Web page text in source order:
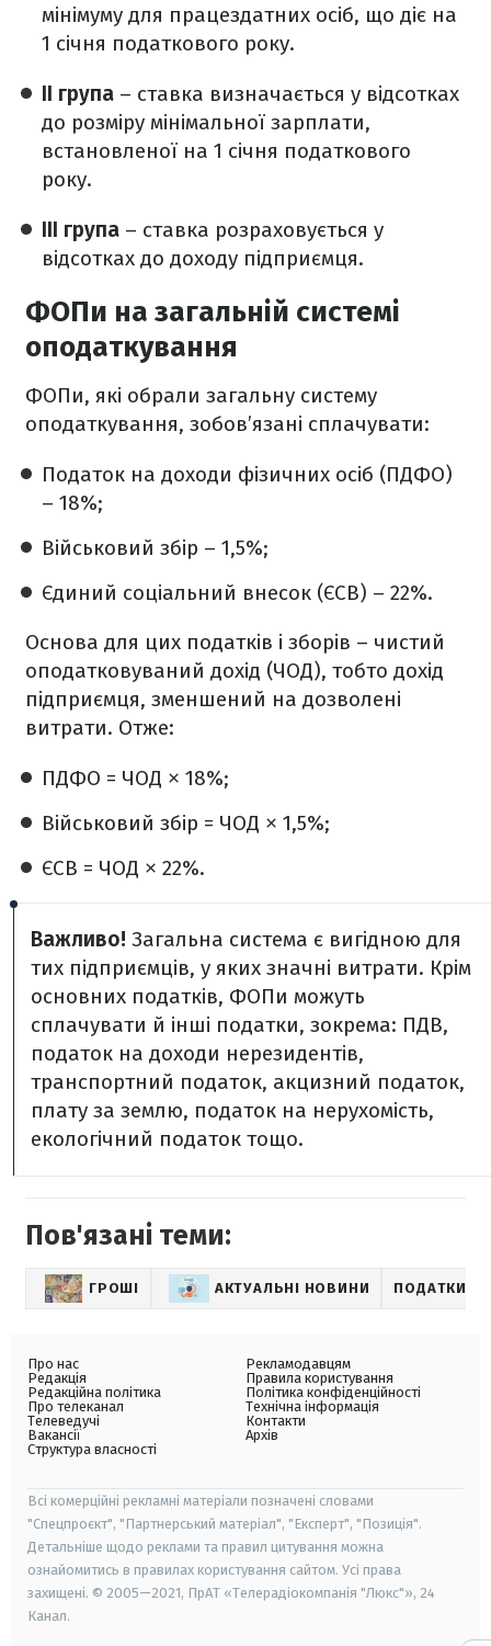
мінімуму для працездатних осіб, що діє на
1 січня податкового року.
ІІ група – ставка визначається у відсотках
до розміру мінімальної зарплати,
встановленої на 1 січня податкового
року.
ІІІ група – ставка розраховується у
відсотках до доходу підприємця.
ФОПи на загальній системі
оподаткування
ФОПи, які обрали загальну систему
оподаткування, зобов’язані сплачувати:
Податок на доходи фізичних осіб (ПДФО)
– 18%;
Військовий збір – 1,5%;
Єдиний соціальний внесок (ЄСВ) – 22%.
Основа для цих податків і зборів – чистий
оподатковуваний дохід (ЧОД), тобто дохід
підприємця, зменшений на дозволені
витрати. Отже:
ПДФО = ЧОД × 18%;
Військовий збір = ЧОД × 1,5%;
ЄСВ = ЧОД × 22%.
Важливо! Загальна система є вигідною для
тих підприємців, у яких значні витрати. Крім
основних податків, ФОПи можуть
сплачувати й інші податки, зокрема: ПДВ,
податок на доходи нерезидентів,
транспортний податок, акцизний податок,
плату за землю, податок на нерухомість,
екологічний податок тощо.
Пов'язані теми:
ГРОШІ АКТУАЛЬНІ НОВИНИ ПОДАТКИ
Про нас
Редакція
Редакційна політика
Про телеканал
Телеведучі
Вакансії
Структура власності
Рекламодавцям
Правила користування
Політика конфіденційності
Технічна інформація
Контакти
Архів
Всі комерційні рекламні матеріали позначені словами
"Спецпроєкт", "Партнерський матеріал", "Експерт", "Позиція".
Детальніше щодо реклами та правил цитування можна
ознайомитись в правилах користування сайтом. Усі права
захищені. © 2005—2021, ПрАТ «Телерадіокомпанія "Люкс"», 24
Канал.